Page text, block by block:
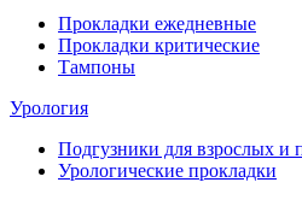
Прокладки ежедневные
Прокладки критические
Тампоны
Урология
Подгузники для взрослых и
Урологические прокладки